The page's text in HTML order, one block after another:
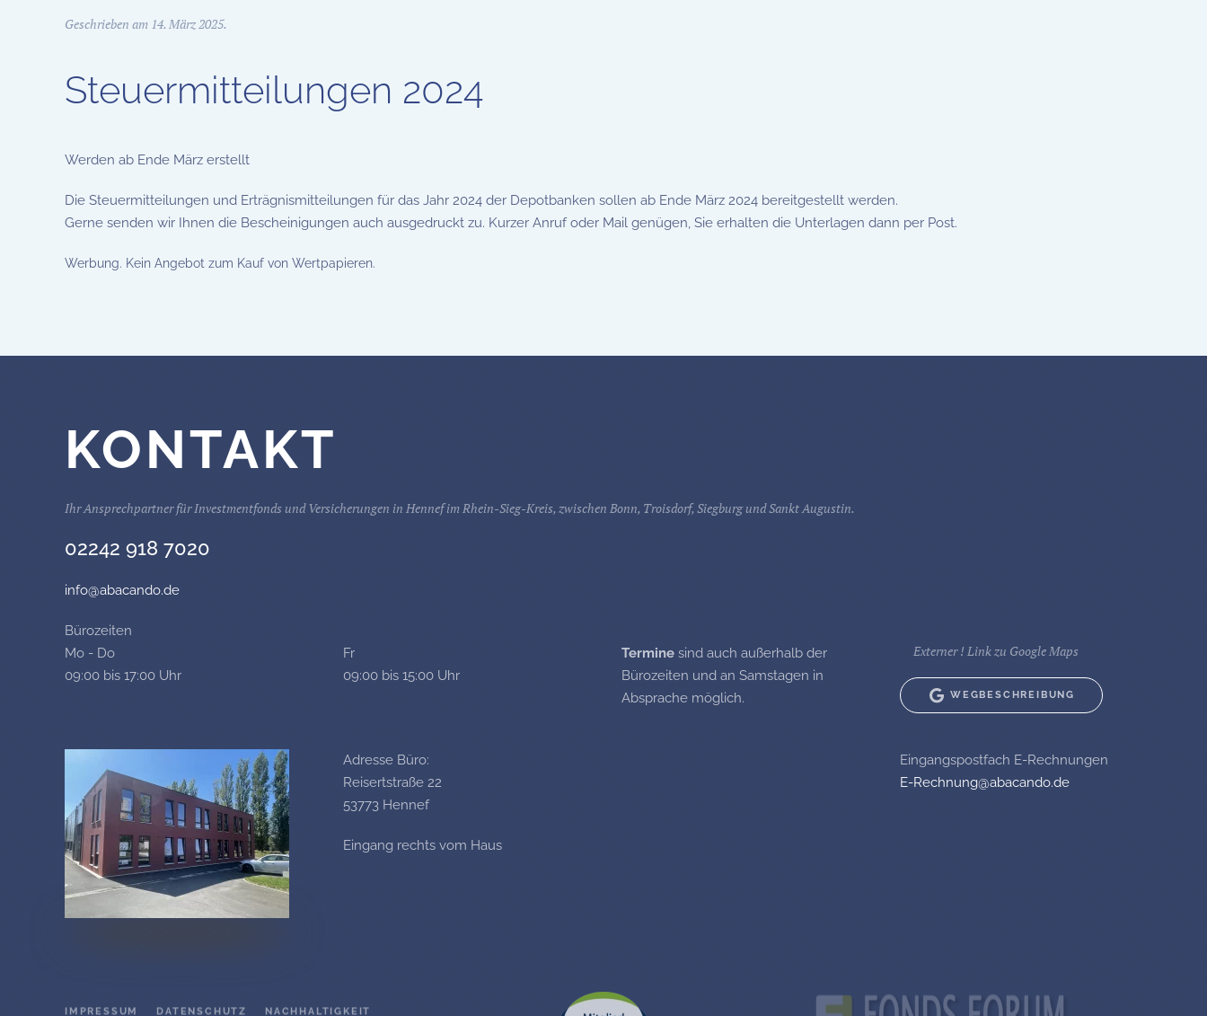
Geschrieben am 14. März 2025.
Steuermitteilungen 2024
Werden ab Ende März erstellt
Die Steuermitteilungen und Erträgnismitteilungen für das Jahr 2024 der Depotbanken sollen ab Ende März 2024 bereitgestellt werden.
Gerne senden wir Ihnen die Bescheinigungen auch ausgedruckt zu. Kurzer Anruf oder Mail genügen, Sie erhalten die Unterlagen dann per Post.
Werbung. Kein Angebot zum Kauf von Wertpapieren.
KONTAKT
Ihr Ansprechpartner für Investmentfonds und Versicherungen in Hennef im Rhein-Sieg-Kreis, zwischen Bonn, Troisdorf, Siegburg und Sankt Augustin.
02242 918 7020
info@abacando.de
Bürozeiten
Mo - Do
09:00 bis 17:00 Uhr
Fr
09:00 bis 15:00 Uhr
Termine sind auch außerhalb der
Bürozeiten und an Samstagen in
Absprache möglich.
Externer ! Link zu Google Maps
WEGBESCHREIBUNG
Adresse Büro:
Reisertstraße 22
53773 Hennef
Eingang rechts vom Haus
Eingangspostfach E-Rechnungen
E-Rechnung@abacando.de
IMPRESSUM DATENSCHUTZ NACHHALTIGKEIT